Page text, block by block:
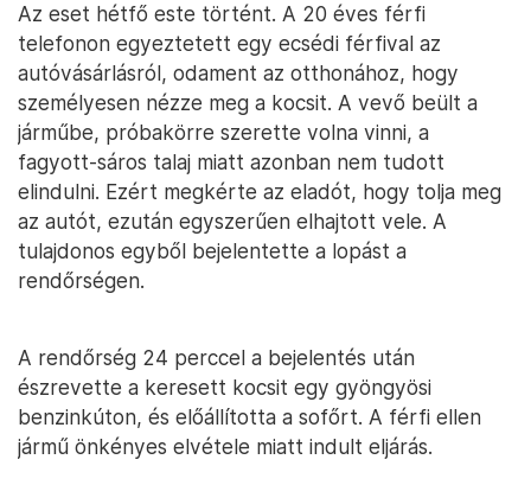
Az eset hétfő este történt. A 20 éves férfi
telefonon egyeztetett egy ecsédi férfival az
autóvásárlásról, odament az otthonához, hogy
személyesen nézze meg a kocsit. A vevő beült a
járműbe, próbakörre szerette volna vinni, a
fagyott-sáros talaj miatt azonban nem tudott
elindulni. Ezért megkérte az eladót, hogy tolja meg
az autót, ezután egyszerűen elhajtott vele. A
tulajdonos egyből bejelentette a lopást a
rendőrségen.
A rendőrség 24 perccel a bejelentés után
észrevette a keresett kocsit egy gyöngyösi
benzinkúton, és előállította a sofőrt. A férfi ellen
jármű önkényes elvétele miatt indult eljárás.